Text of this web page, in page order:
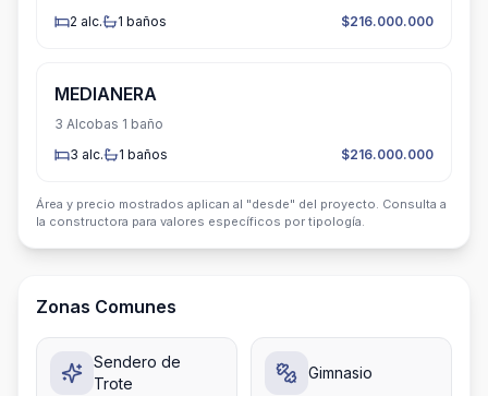
2 alc. 1 baños $216.000.000
MEDIANERA
3 Alcobas 1 baño
3 alc. 1 baños $216.000.000
Área y precio mostrados aplican al "desde" del proyecto. Consulta a
la constructora para valores específicos por tipología.
Zonas Comunes
Sendero de
Trote
Gimnasio